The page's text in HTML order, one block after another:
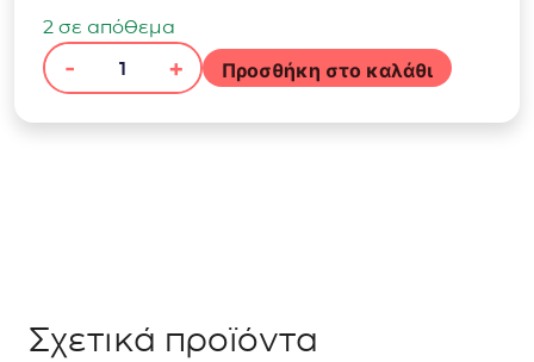
2 σε απόθεμα
-
Warpaints
+ Προσθήκη στο καλάθι
Σχετικά προϊόντα